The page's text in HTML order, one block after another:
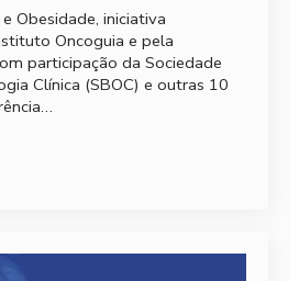
Obesidade, iniciativa
Oncoguia e pela
participação da Sociedade
Clínica (SBOC) e outras 10